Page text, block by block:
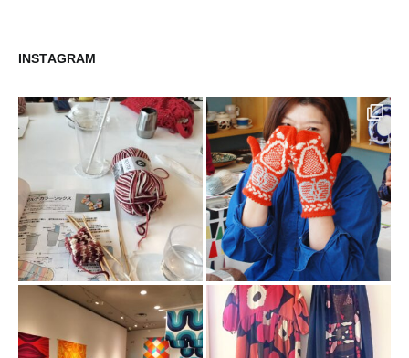
ー
INSTAGRAM